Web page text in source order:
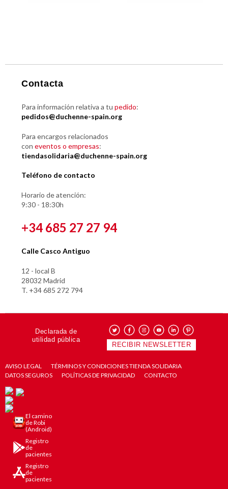
Contacta
Para información relativa a tu pedido:
pedidos@duchenne-spain.org
Para encargos relacionados
con eventos o empresas:
tiendasolidaria@duchenne-spain.org
Teléfono de contacto
Horario de atención:
9:30 - 18:30h
+34 685 27 27 94
Calle Casco Antiguo
12 - local B
28032 Madrid
T. +34 685 272 794
Declarada de
utilidad pública
RECIBIR NEWSLETTER
AVISO LEGAL
TÉRMINOS Y CONDICIONES TIENDA SOLIDARIA
DATOS SEGUROS
POLÍTICAS DE PRIVACIDAD CONTACTO
El camino
de Robi
(Android)
Registro
de
pacientes
Registro
de
pacientes